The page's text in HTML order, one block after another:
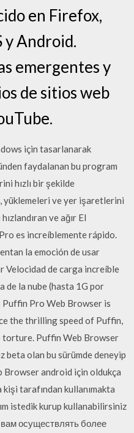
en Firefox,
y Android.
emergentes y
de sitios web
için tasarlanarak
faydalanan bu program
hızlı bir şekilde
yüklemeleri ve yer işaretlerini
ve ağır El
es increíblemente rápido.
la emoción de usar
de carga increíble
de la nube (hasta 1G por
Pro Web Browser is
the thrilling speed of Puffin,
Puffin Web Browser
beta olan bu sürümde deneyip
android için oldukça
tarafından kullanımakta
istedik kurup kullanabilirsiniz
осуществлять более